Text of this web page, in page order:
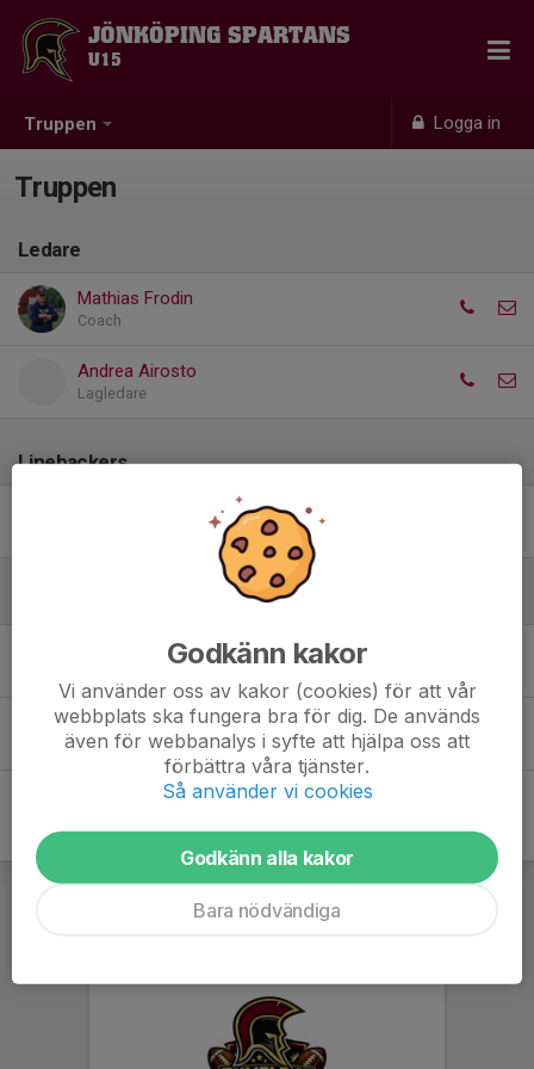
Truppen Logga in
JÖNKÖPING SPARTANS
U15
Truppen
Ledare
Mathias Frodin
Coach
Andrea Airosto
Lagledare
Linebackers
Hector Airosto
Liam Ottosson
Godkänn kakor
Vi använder oss av kakor (cookies) för att vår
webbplats ska fungera bra för dig. De används
även för webbanalys i syfte att hjälpa oss att
förbättra våra tjänster.
Så använder vi cookies
Godkänn alla kakor
Bara nödvändiga